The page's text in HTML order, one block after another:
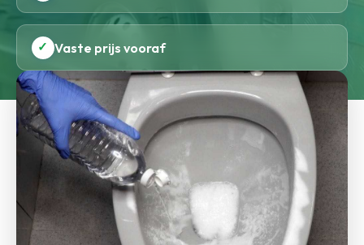
✓ Vaste prijs vooraf